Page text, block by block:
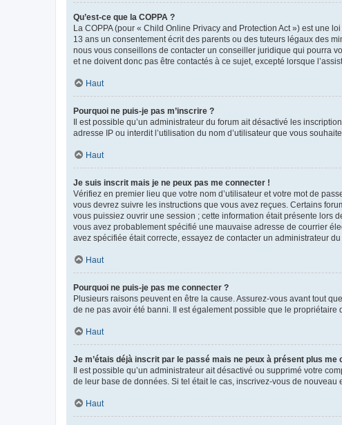
Qu’est-ce que la COPPA ?
La COPPA (pour « Child Online Privacy and Protection Act ») est une
13 ans un consentement écrit des parents ou des tuteurs légaux des
nous vous conseillons de contacter un conseiller juridique qui pourra
et ne doivent donc pas être contactés à ce sujet, excepté lorsque
Haut
Pourquoi ne puis-je pas m’inscrire ?
Il est possible qu’un administrateur du forum ait désactivé les
adresse IP ou interdit l’utilisation du nom d’utilisateur que vous
Haut
Je suis inscrit mais je ne peux pas me connecter !
Vérifiez en premier lieu que votre nom d’utilisateur et votre mot de
vous devrez suivre les instructions que vous avez reçues. Certains
vous puissiez ouvrir une session ; cette information était présente lors
vous avez probablement spécifié une mauvaise adresse de courrier
avez spécifiée était correcte, essayez de contacter un administrateur du
Haut
Pourquoi ne puis-je pas me connecter ?
Plusieurs raisons peuvent en être la cause. Assurez-vous avant tout
de ne pas avoir été banni. Il est également possible que le
Haut
Je m’étais déjà inscrit par le passé mais ne peux à présent plus me
Il est possible qu’un administrateur ait désactivé ou supprimé votre
de leur base de données. Si tel était le cas, inscrivez-vous de
Haut